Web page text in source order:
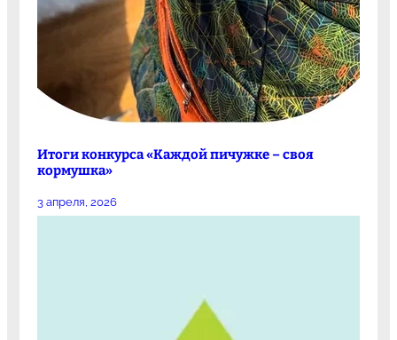
Итоги конкурса «Каждой пичужке – своя
кормушка»
3 апреля, 2026